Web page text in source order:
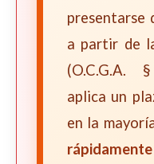
presentarse
a partir de
(O.C.G.A.
aplica un
en la